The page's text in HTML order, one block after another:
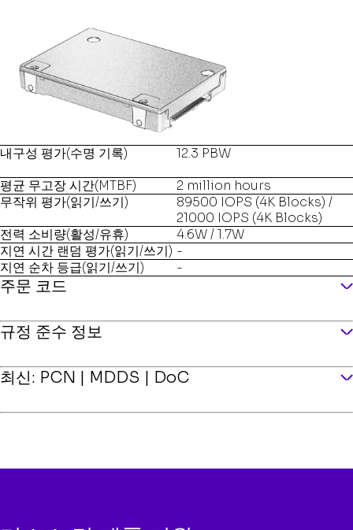
내구성 평가(수명 기록)
12.3 PBW
평균 무고장 시간(MTBF)
2 million hours
무작위 평가(읽기/쓰기)
89500 IOPS (4K Blocks) /
21000 IOPS (4K Blocks)
전력 소비량(활성/유휴)
4.6W / 1.7W
지연 시간 랜덤 평가(읽기/쓰기) -
지연 순차 등급(읽기/쓰기)
-
주문 코드
GENERIC SINGLE PACK
규정 준수 정보
ECCN
5A992C
US HTS
8523510000
최신: PCN | MDDS | DoC